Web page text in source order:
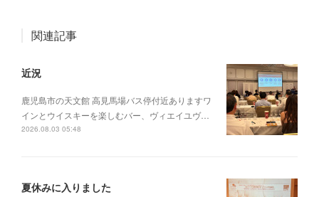
関連記事
近況
鹿児島市の天文館 高見馬場バス停付近ありますワ
インとウイスキーを楽しむバー、ヴィエイユヴ…
2026.08.03 05:48
夏休みに入りました